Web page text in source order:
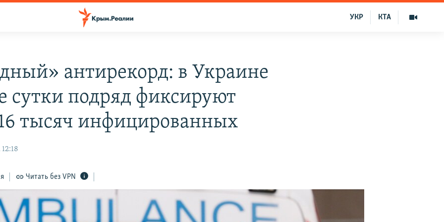
КТА
УКР
антирекорд: в Украине
сутки подряд фиксируют
тысяч инфицированных
Читать без VPN